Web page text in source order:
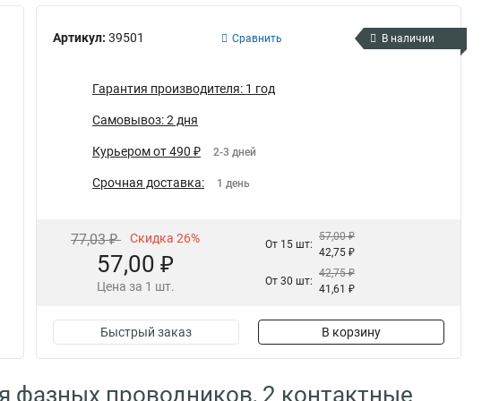
Артикул: 39501 Сравнить В наличии
Гарантия производителя: 1 год
Самовывоз: 2 дня
Курьером от 490 ₽ 2-3 дней
Срочная доставка: 1 день
77,03 ₽ Скидка 26%
57,00 ₽
Цена за 1 шт.
От 15 шт:
57,00 ₽
42,75 ₽
От 30 шт:
42,75 ₽
41,61 ₽
Быстрый заказ В корзину
проводников, 2 контактные